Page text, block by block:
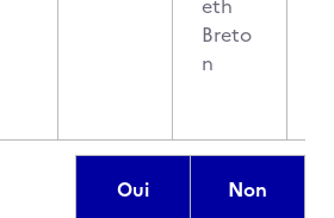
eth
Breto
n
Oui Non